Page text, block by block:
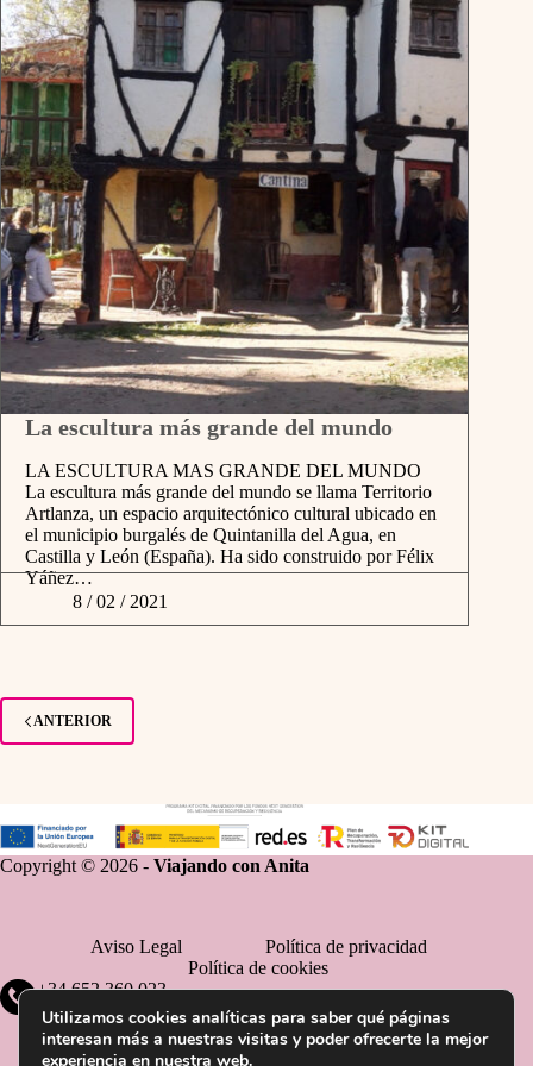
La escultura más grande del mundo
LA ESCULTURA MAS GRANDE DEL MUNDO
La escultura más grande del mundo se llama Territorio
Artlanza, un espacio arquitectónico cultural ubicado en
el municipio burgalés de Quintanilla del Agua, en
Castilla y León (España). Ha sido construido por Félix
Yáñez…
8 / 02 / 2021
ANTERIOR
Copyright © 2026 - Viajando con Anita
Aviso Legal
Política de privacidad
Política de cookies
+34 652 360 023
Utilizamos cookies analíticas para saber qué páginas
interesan más a nuestras visitas y poder ofrecerte la mejor
experiencia en nuestra web.